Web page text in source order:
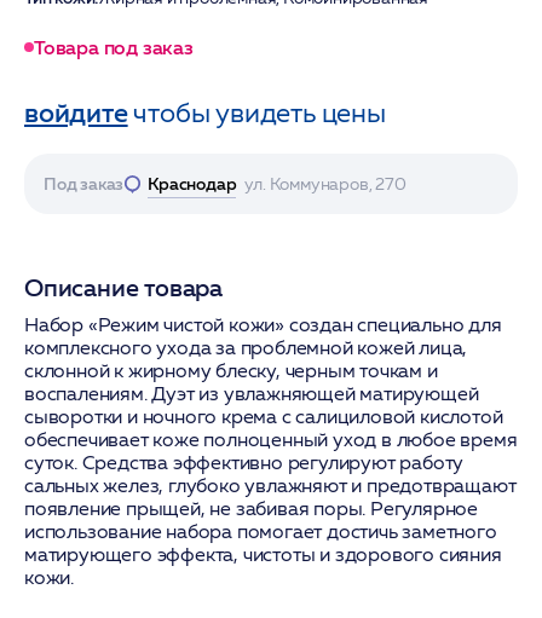
Товара под заказ
войдитечтобы увидеть цены
Под заказ Краснодар ул. Коммунаров, 270
Описание товара
Набор «Режим чистой кожи» создан специально для
комплексного ухода за проблемной кожей лица,
склонной к жирному блеску, черным точкам и
воспалениям. Дуэт из увлажняющей матирующей
сыворотки и ночного крема с салициловой кислотой
обеспечивает коже полноценный уход в любое время
суток. Средства эффективно регулируют работу
сальных желез, глубоко увлажняют и предотвращают
появление прыщей, не забивая поры. Регулярное
использование набора помогает достичь заметного
матирующего эффекта, чистоты и здорового сияния
кожи.